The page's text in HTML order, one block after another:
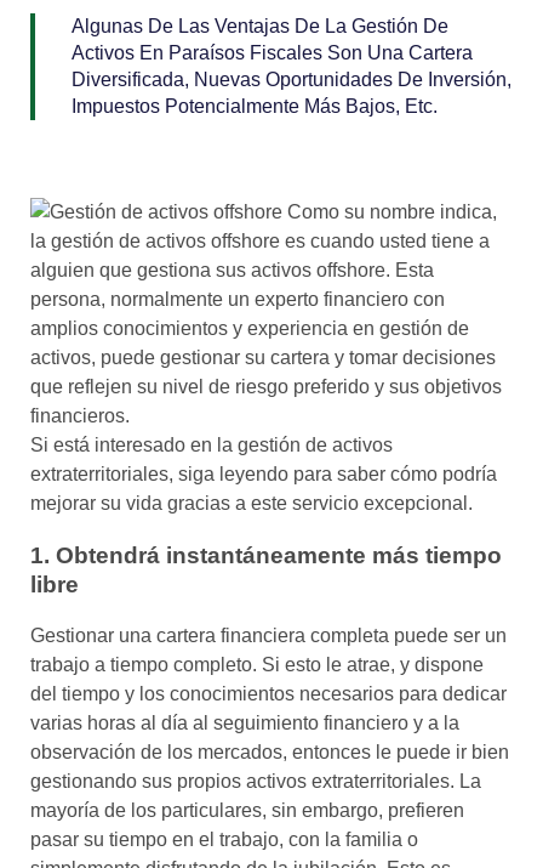
Algunas De Las Ventajas De La Gestión De
Activos En Paraísos Fiscales Son Una Cartera
Diversificada, Nuevas Oportunidades De Inversión,
Impuestos Potencialmente Más Bajos, Etc.
Como su nombre indica,
la gestión de activos offshore es cuando usted tiene a
alguien que gestiona sus activos offshore. Esta
persona, normalmente un experto financiero con
amplios conocimientos y experiencia en gestión de
activos, puede gestionar su cartera y tomar decisiones
que reflejen su nivel de riesgo preferido y sus objetivos
financieros.
Si está interesado en la gestión de activos
extraterritoriales, siga leyendo para saber cómo podría
mejorar su vida gracias a este servicio excepcional.
1. Obtendrá instantáneamente más tiempo
libre
Gestionar una cartera financiera completa puede ser un
trabajo a tiempo completo. Si esto le atrae, y dispone
del tiempo y los conocimientos necesarios para dedicar
varias horas al día al seguimiento financiero y a la
observación de los mercados, entonces le puede ir bien
gestionando sus propios activos extraterritoriales. La
mayoría de los particulares, sin embargo, prefieren
pasar su tiempo en el trabajo, con la familia o